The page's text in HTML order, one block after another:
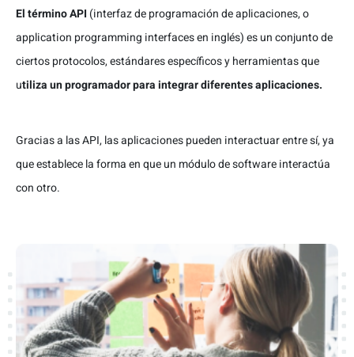
El término API (interfaz de programación de aplicaciones, o
application programming interfacesen inglés) es un conjunto de
ciertos protocolos, estándares específicos y herramientas que
utiliza un programador para integrar diferentes aplicaciones.
Gracias a las API, las aplicaciones pueden interactuar entre sí, ya
que establece la forma en que un módulo de software interactúa
con otro.